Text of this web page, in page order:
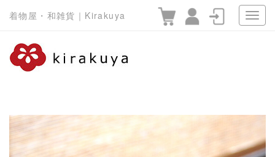
着物屋・和雑貨｜Kirakuya